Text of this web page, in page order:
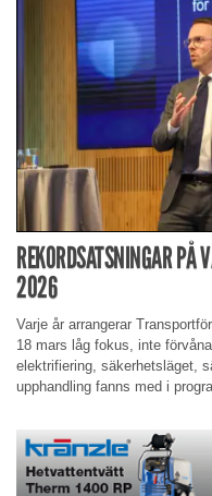
REKORDSATSNINGAR PÅ
2026
Varje år arrangerar
18 mars låg fokus, inte
elektrifiering, säkerhetsläget,
upphandling fanns med i